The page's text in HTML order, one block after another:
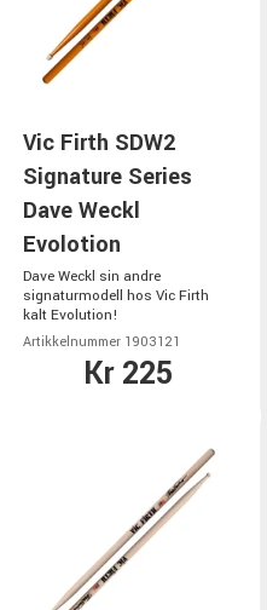
Vic Firth SDW2
Signature Series
Dave Weckl
Evolotion
Dave Weckl sin andre
signaturmodell hos Vic Firth
kalt Evolution!
Artikkelnummer 1903121
Kr 225